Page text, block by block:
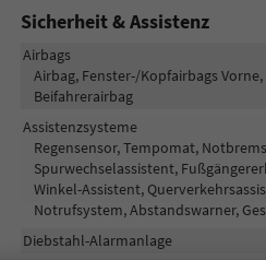
Sicherheit & Assistenz
Airbags
Airbag, Fenster-/Kopfairbags
Beifahrerairbag
Assistenzsysteme
Regensensor, Tempomat,
Spurwechselassistent,
Winkel-Assistent,
Notrufsystem, Abstandswarner,
Diebstahl-Alarmanlage